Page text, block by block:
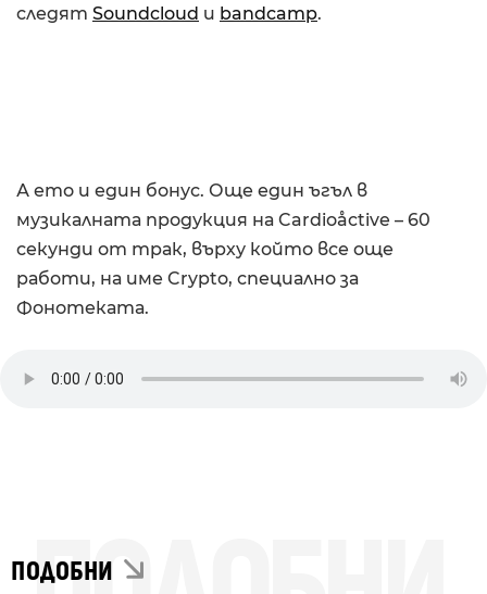
следят Soundcloud и bandcamp.
А ето и един бонус. Още един ъгъл в
музикалната продукция на Cardioåctive – 60
секунди от трак, върху който все още
работи, на име Crypto, специално за
Фонотеката.
ПОДОБНИ